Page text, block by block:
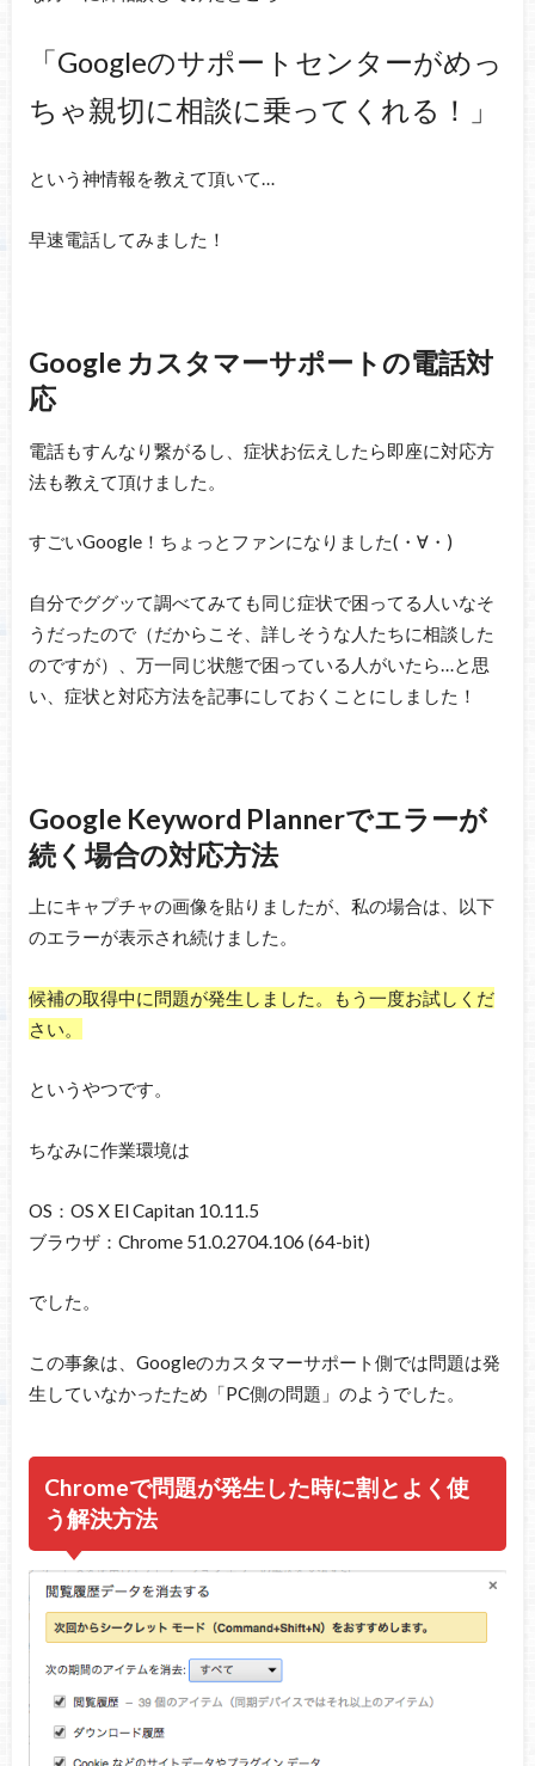
「Googleのサポートセンターがめっ
ちゃ親切に相談に乗ってくれる！」
という神情報を教えて頂いて…
早速電話してみました！
Google カスタマーサポートの電話対
応
電話もすんなり繋がるし、症状お伝えしたら即座に対応方
法も教えて頂けました。
すごいGoogle！ちょっとファンになりました(・∀・)
自分でググッて調べてみても同じ症状で困ってる人いなそ
うだったので（だからこそ、詳しそうな人たちに相談した
のですが）、万一同じ状態で困っている人がいたら…と思
い、症状と対応方法を記事にしておくことにしました！
Google Keyword Plannerでエラーが
続く場合の対応方法
上にキャプチャの画像を貼りましたが、私の場合は、以下
のエラーが表示され続けました。
候補の取得中に問題が発生しました。もう一度お試しくだ
さい。
というやつです。
ちなみに作業環境は
OS：OS X El Capitan 10.11.5
ブラウザ：Chrome 51.0.2704.106 (64-bit)
でした。
この事象は、Googleのカスタマーサポート側では問題は発
生していなかったため「PC側の問題」のようでした。
Chromeで問題が発生した時に割とよく使
う解決方法